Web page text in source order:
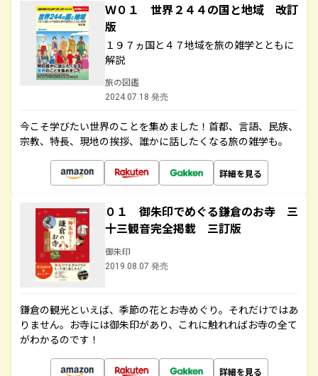
Ｗ０１ 世界２４４の国と地域 改訂
版
１９７ヵ国と４７地域を旅の雑学とともに
解説
旅の図鑑
2024.07.18 発売
今こそ学びたい世界のことを集めました！首都、言語、民族、
宗教、特長、現地の挨拶、誰かに話したくなる旅の雑学も。
詳細を見る
０１ 御朱印でめぐる鎌倉のお寺 三
十三観音完全掲載 三訂版
御朱印
2019.08.07 発売
鎌倉の観光といえば、季節の花とお寺めぐり。それだけではあ
りません。お寺には御朱印があり、これに触れればお寺の全て
がわかるのです！
詳細を見る